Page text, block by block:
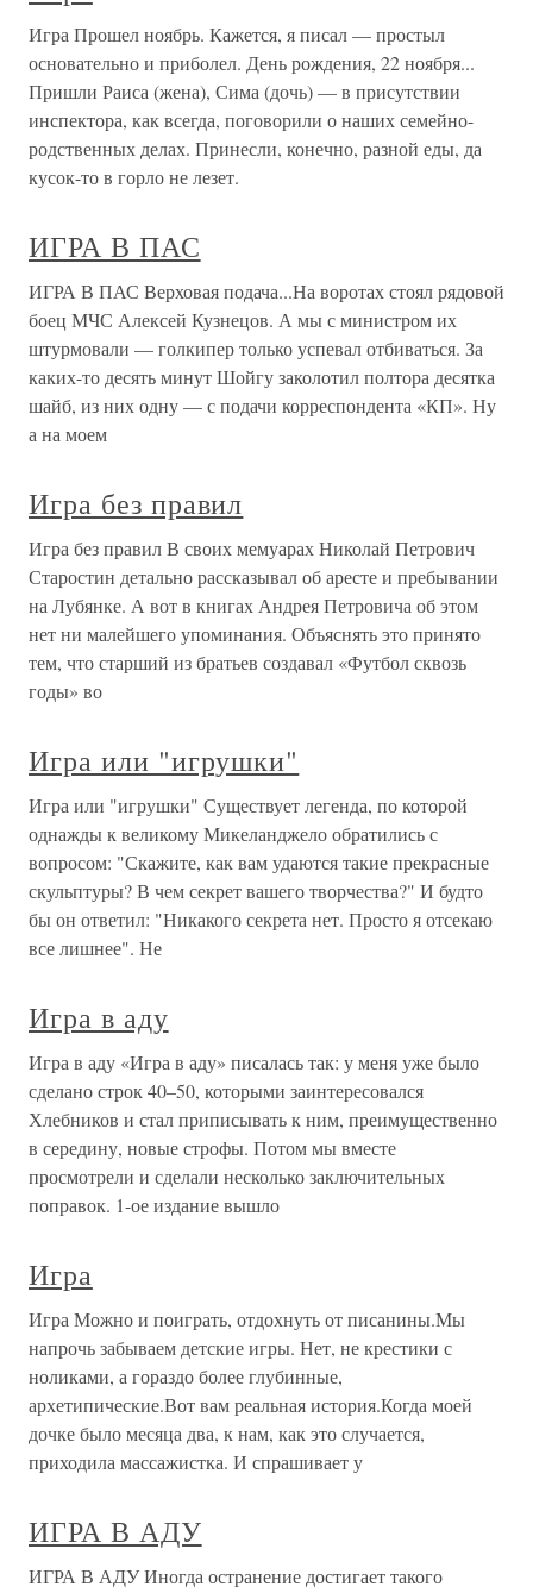
Игра Прошел ноябрь. Кажется, я писал — простыл
основательно и приболел. День рождения, 22 ноября...
Пришли Раиса (жена), Сима (дочь) — в присутствии
инспектора, как всегда, поговорили о наших семейно-
родственных делах. Принесли, конечно, разной еды, да
кусок-то в горло не лезет.
ИГРА В ПАС
ИГРА В ПАС Верховая подача...На воротах стоял рядовой
боец МЧС Алексей Кузнецов. А мы с министром их
штурмовали — голкипер только успевал отбиваться. За
каких-то десять минут Шойгу заколотил полтора десятка
шайб, из них одну — с подачи корреспондента «КП». Ну
а на моем
Игра без правил
Игра без правил В своих мемуарах Николай Петрович
Старостин детально рассказывал об аресте и пребывании
на Лубянке. А вот в книгах Андрея Петровича об этом
нет ни малейшего упоминания. Объяснять это принято
тем, что старший из братьев создавал «Футбол сквозь
годы» во
Игра или "игрушки"
Игра или "игрушки" Существует легенда, по которой
однажды к великому Микеланджело обратились с
вопросом: "Скажите, как вам удаются такие прекрасные
скульптуры? В чем секрет вашего творчества?" И будто
бы он ответил: "Никакого секрета нет. Просто я отсекаю
все лишнее". Не
Игра в аду
Игра в аду «Игра в аду» писалась так: у меня уже было
сделано строк 40–50, которыми заинтересовался
Хлебников и стал приписывать к ним, преимущественно
в середину, новые строфы. Потом мы вместе
просмотрели и сделали несколько заключительных
поправок. 1-ое издание вышло
Игра
Игра Можно и поиграть, отдохнуть от писанины.Мы
напрочь забываем детские игры. Нет, не крестики с
ноликами, а гораздо более глубинные,
архетипические.Вот вам реальная история.Когда моей
дочке было месяца два, к нам, как это случается,
приходила массажистка. И спрашивает у
ИГРА В АДУ
ИГРА В АДУ Иногда остранение достигает такого